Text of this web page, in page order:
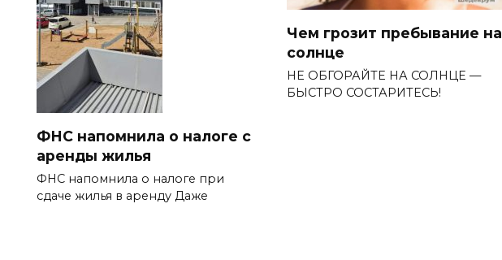
ФНС напомнила о налоге с
аренды жилья
ФНС напомнила о налоге при
сдаче жилья в аренду Даже
Чем грозит пребывание на
солнце
НЕ ОБГОРАЙТЕ НА СОЛНЦЕ —
БЫСТРО СОСТАРИТЕСЬ!